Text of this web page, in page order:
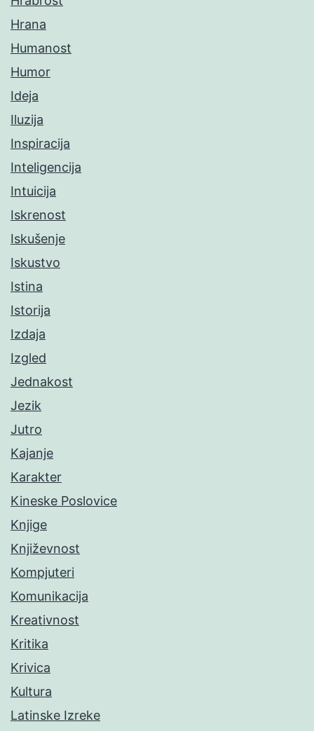
Hrana
Humanost
Humor
Ideja
Iluzija
Inspiracija
Inteligencija
Intuicija
Iskrenost
Iskušenje
Iskustvo
Istina
Istorija
Izdaja
Izgled
Jednakost
Jezik
Jutro
Kajanje
Karakter
Kineske Poslovice
Knjige
Književnost
Kompjuteri
Komunikacija
Kreativnost
Kritika
Krivica
Kultura
Latinske Izreke